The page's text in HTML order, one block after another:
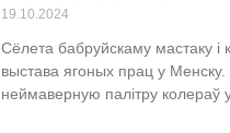
19.10.2024
Сёлета бабруйскаму мастаку і
выстава ягоных прац у
неймаверную палітру колераў